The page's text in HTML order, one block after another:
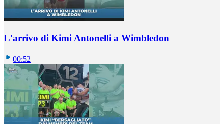
L'arrivo di Kimi Antonelli a Wimbledon
00:52